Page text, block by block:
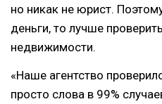
но никак не юрист.
деньги, то лучше
недвижимости.
«Наше агентство
просто слова в 99%